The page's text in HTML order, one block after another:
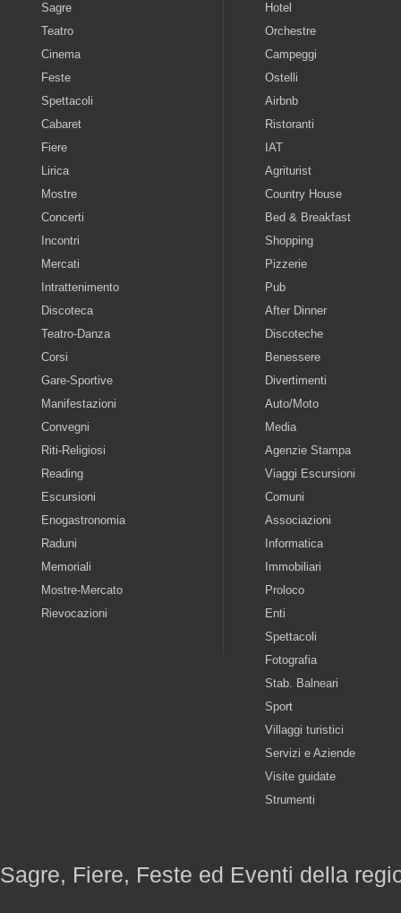
Sagre
Teatro
Cinema
Feste
Spettacoli
Cabaret
Fiere
Lirica
Mostre
Concerti
Incontri
Mercati
Intrattenimento
Discoteca
Teatro-Danza
Corsi
Gare-Sportive
Manifestazioni
Convegni
Riti-Religiosi
Reading
Escursioni
Enogastronomia
Raduni
Memoriali
Mostre-Mercato
Rievocazioni
Hotel
Orchestre
Campeggi
Ostelli
Airbnb
Ristoranti
IAT
Agriturist
Country House
Bed & Breakfast
Shopping
Pizzerie
Pub
After Dinner
Discoteche
Benessere
Divertimenti
Auto/Moto
Media
Agenzie Stampa
Viaggi Escursioni
Comuni
Associazioni
Informatica
Immobiliari
Proloco
Enti
Spettacoli
Fotografia
Stab. Balneari
Sport
Villaggi turistici
Servizi e Aziende
Visite guidate
Strumenti
Sagre, Fiere, Feste ed Eventi della